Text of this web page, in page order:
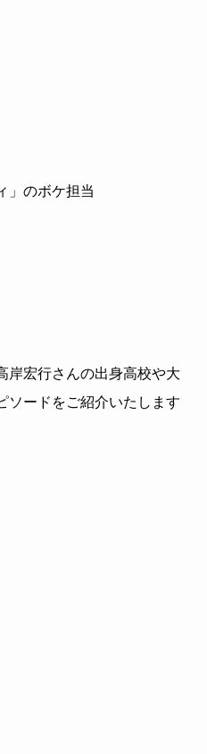
」のボケ担当
岸宏行さんの出身高校や大
ソードをご紹介いたします